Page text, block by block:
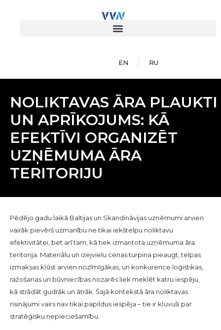
EN RU
NOLIKTAVAS ĀRA PLAUKTI
UN APRĪKOJUMS: KĀ
EFEKTĪVI ORGANIZĒT
UZŅĒMUMA ĀRA
TERITORIJU
Pēdējo gadu laikā Baltijas un Skandināvijas uzņēmumi arvien
vairāk pievērš uzmanību ne tikai iekštelpu noliktavu
efektivitātei, bet arī tam, kā tiek izmantota uzņēmuma āra
teritorija. Materiālu un izejvielu cenas turpina pieaugt, telpas
izmaksas kļūst arvien nozīmīgākas, un konkurence loģistikas,
ražošanas un būvniecības nozarēs liek meklēt katru iespēju,
kā strādāt gudrāk un ātrāk. Šajā kontekstā āra noliktavas
risinājumi vairs nav tikai papildus iespēja – tie ir kļuvuši par
stratēģisku nepieciešamību.